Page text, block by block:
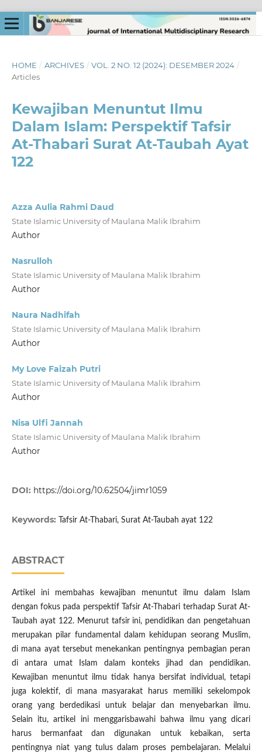
HOME / ARCHIVES / VOL. 2 NO. 12 (2024): DESEMBER 2024 /
Articles
Kewajiban Menuntut Ilmu
Dalam Islam: Perspektif Tafsir
At-Thabari Surat At-Taubah Ayat
122
Azza Aulia Rahmi Daud
State Islamic University of Maulana Malik Ibrahim
Author
Nasrulloh
State Islamic University of Maulana Malik Ibrahim
Author
Naura Nadhifah
State Islamic University of Maulana Malik Ibrahim
Author
My Love Faizah Putri
State Islamic University of Maulana Malik Ibrahim
Author
Nisa Ulfi Jannah
State Islamic University of Maulana Malik Ibrahim
Author
DOI: https://doi.org/10.62504/jimr1059
Keywords: Tafsir At-Thabari, Surat At-Taubah ayat 122
ABSTRACT
Artikel ini membahas kewajiban menuntut ilmu dalam Islam
dengan fokus pada perspektif Tafsir At-Thabari terhadap Surat At-
Taubah ayat 122. Menurut tafsir ini, pendidikan dan pengetahuan
merupakan pilar fundamental dalam kehidupan seorang Muslim,
di mana ayat tersebut menekankan pentingnya pembagian peran
di antara umat Islam dalam konteks jihad dan pendidikan.
Kewajiban menuntut ilmu tidak hanya bersifat individual, tetapi
juga kolektif, di mana masyarakat harus memiliki sekelompok
orang yang berdedikasi untuk belajar dan menyebarkan ilmu.
Selain itu, artikel ini menggarisbawahi bahwa ilmu yang dicari
harus bermanfaat dan digunakan untuk kebaikan, serta
pentingnya niat yang tulus dalam proses pembelajaran. Melalui